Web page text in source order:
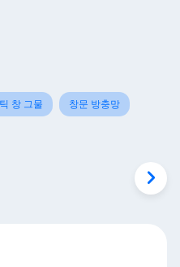
창 그물 창문 방충망